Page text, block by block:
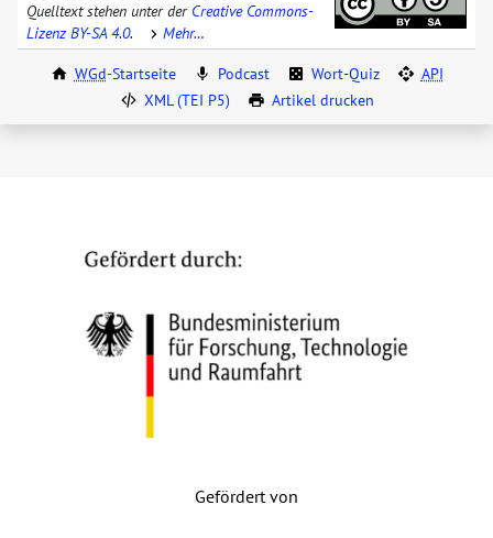
Quelltext stehen unter der Creative Commons-
Lizenz BY-SA 4.0. Mehr…
WGd-Startseite Podcast Wort-Quiz
API
XML (TEI P5)
Artikel drucken
Gefördert von